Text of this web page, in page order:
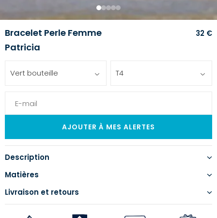
1 2345
Bracelet Perle Femme
Patricia
32 €
Vert bouteille T4
Description
Matières
Livraison et retours